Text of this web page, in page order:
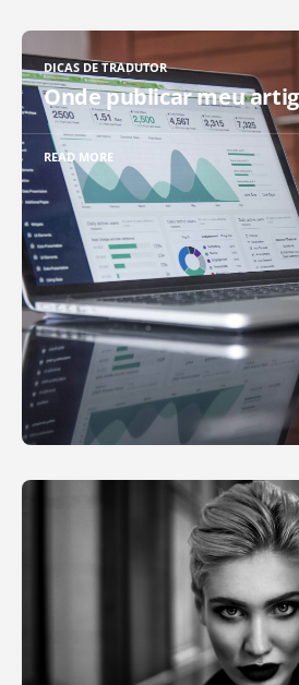
DICAS DE TRADUTOR
Onde publicar meu
READ MORE